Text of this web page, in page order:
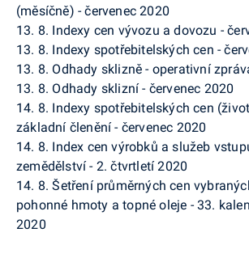
(měsíčně) - červenec 2020
13. 8. Indexy cen vývozu a dovozu -
13. 8. Indexy spotřebitelských cen -
13. 8. Odhady sklizně - operativní
13. 8. Odhady sklizní - červenec 2020
14. 8. Indexy spotřebitelských cen
základní členění - červenec 2020
14. 8. Index cen výrobků a služeb
zemědělství - 2. čtvrtletí 2020
14. 8. Šetření průměrných cen
pohonné hmoty a topné oleje - 33.
2020